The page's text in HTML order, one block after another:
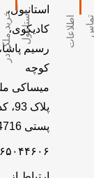
استانبول،
کادیکوی،
رسیم پاشا،
کوچه
میساکی
پلاک 93،
پستی 34716
ا
ط
ل
ا
ع
ا
ت
ت
م
ا خ
ر
ی
د
م
ل
ک
د
ر
ا
س
ت
ا
ن
ب
و ل